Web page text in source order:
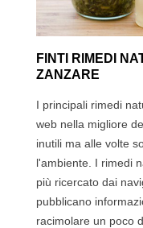
FINTI RIMEDI
ZANZARE
I principali rimedi
web nella migliore
inutili ma alle volte
l'ambiente. I rimedi
più ricercato dai
pubblicano
racimolare un poco